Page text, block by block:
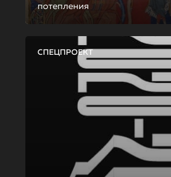
потепления
СПЕЦПРОЕКТ